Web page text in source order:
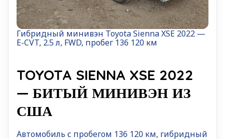
Гибридный минивэн Toyota Sienna XSE 2022 —
E-CVT, 2.5 л, FWD, пробег 136 120 км
TOYOTA SIENNA XSE 2022
— БИТЫЙ МИНИВЭН ИЗ
США
Автомобиль с пробегом 136 120 км, гибридный